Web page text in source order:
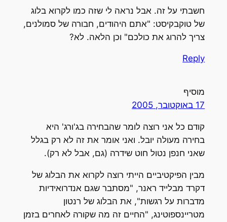
חשבתי על זה. אבל נראה לי שזה כמו לקרוא בלוג
של טוקבקיסט: "אתם היהודים, חבורה של סמולנים,
צריך להרוג את כולכם" וכן הלאה. לא?
Reply
מוסיף
17 באוקטובר, 2005
קודם כל אני רוצה לומר שהבחירה בג'ורג' היא
בחירה מעולה יובל. ואני אומר את זה לא רק בגלל
שאני חנפן נטול חוט שידרה (גם, אבל לא רק).
מבין הפיקטיביים הייתי רוצה לקרוא את הבלוג של
דקרד מבלייד ראנר, "מסתבר שגם אנדרואידיות
מדברות על רגשות", את הבלוג של רנטון
מטריינספוטינג, "החיים זה מה שקורה לאחרים בזמן